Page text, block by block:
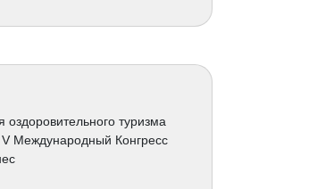
оздоровительного туризма
Международный Конгресс